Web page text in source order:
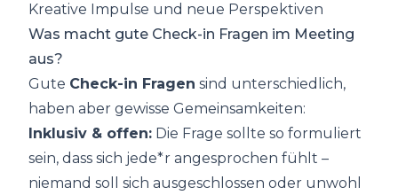
Kreative Impulse und neue Perspektiven
Was macht gute Check-in Fragen im Meeting
aus?
Gute Check-in Fragen sind unterschiedlich,
haben aber gewisse Gemeinsamkeiten:
Inklusiv & offen: Die Frage sollte so formuliert
sein, dass sich jede*r angesprochen fühlt –
niemand soll sich ausgeschlossen oder unwohl